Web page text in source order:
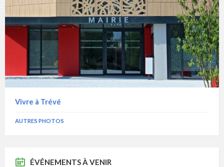
Vivre à Trévé
AUTRES PHOTOS
ÉVÉNEMENTS À VENIR